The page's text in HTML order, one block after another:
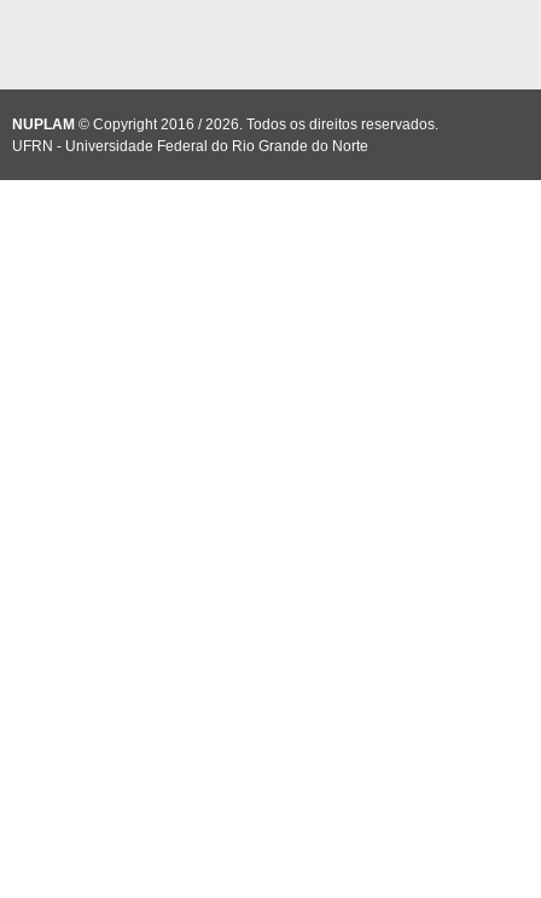
NUPLAM © Copyright 2016 / 2026. Todos os direitos reservados.
UFRN - Universidade Federal do Rio Grande do Norte